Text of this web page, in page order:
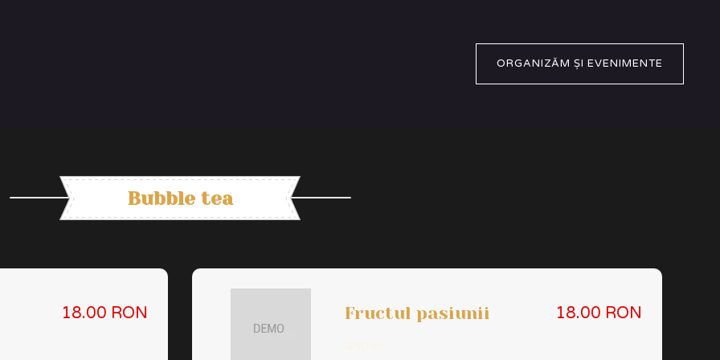
ORGANIZĂM ȘI EVENIMENTE
Bubble tea
18.00 RON Fructul pasiunii 18.00 RON